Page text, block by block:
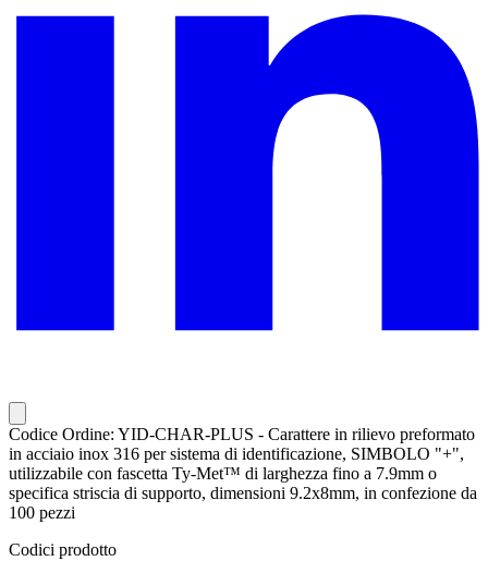
Codice Ordine: YID-CHAR-PLUS - Carattere in rilievo preformato
in acciaio inox 316 per sistema di identificazione, SIMBOLO "+",
utilizzabile con fascetta Ty-Met™ di larghezza fino a 7.9mm o
specifica striscia di supporto, dimensioni 9.2x8mm, in confezione da
100 pezzi
Codici prodotto